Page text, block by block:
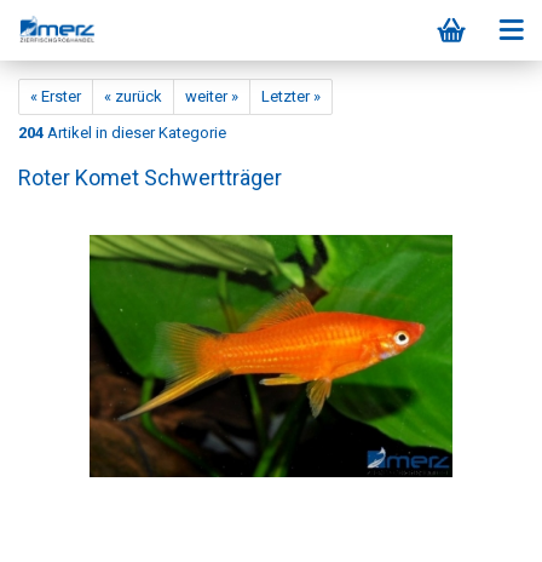
« Erster « zurück weiter »
Letzter »
204 Artikel in dieser Kategorie
Roter Komet Schwertträger